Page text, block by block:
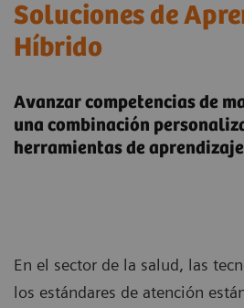
Soluciones de
Híbrido
Avanzar competencias de
una combinación
herramientas de aprendizaje
En el sector de la salud, las
los estándares de atención